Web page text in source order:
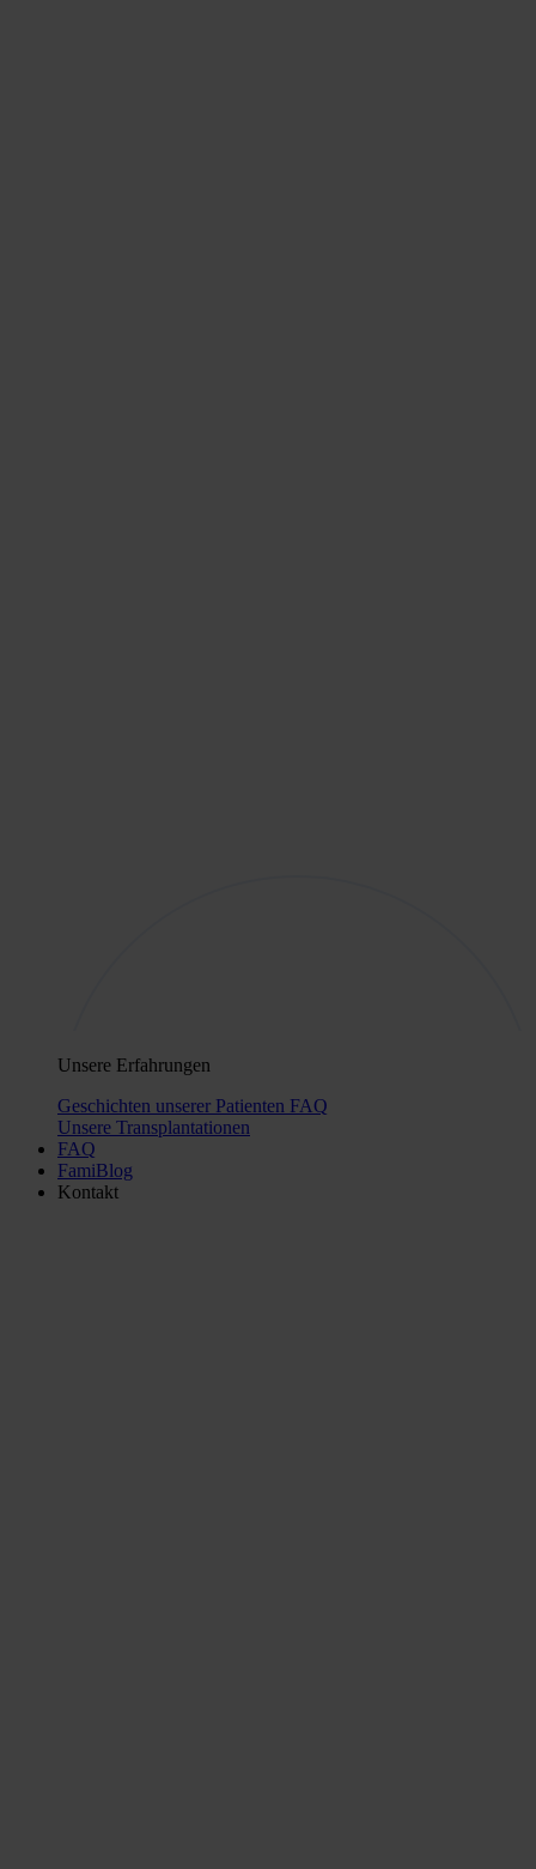
Unsere Erfahrungen
Geschichten unserer Patienten FAQ
Unsere Transplantationen
FAQ
FamiBlog
Kontakt